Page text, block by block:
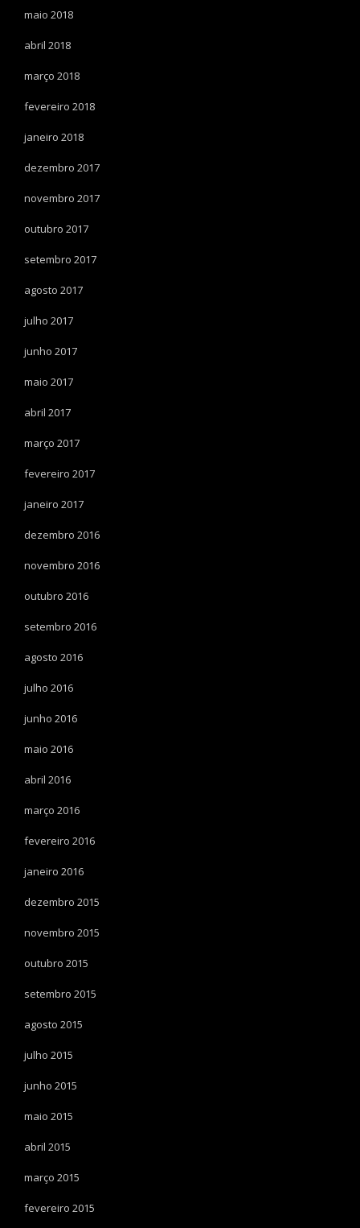
maio 2018
abril 2018
março 2018
fevereiro 2018
janeiro 2018
dezembro 2017
novembro 2017
outubro 2017
setembro 2017
agosto 2017
julho 2017
junho 2017
maio 2017
abril 2017
março 2017
fevereiro 2017
janeiro 2017
dezembro 2016
novembro 2016
outubro 2016
setembro 2016
agosto 2016
julho 2016
junho 2016
maio 2016
abril 2016
março 2016
fevereiro 2016
janeiro 2016
dezembro 2015
novembro 2015
outubro 2015
setembro 2015
agosto 2015
julho 2015
junho 2015
maio 2015
abril 2015
março 2015
fevereiro 2015